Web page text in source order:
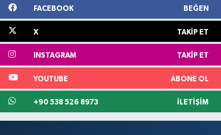
FACEBOOK BEĞEN
X TAKIP ET
INSTAGRAM TAKIP ET
YOUTUBE ABONE OL
+90 538 526 8973 İLETIŞIM